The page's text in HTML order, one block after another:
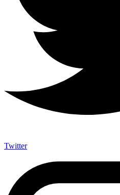
Twitter